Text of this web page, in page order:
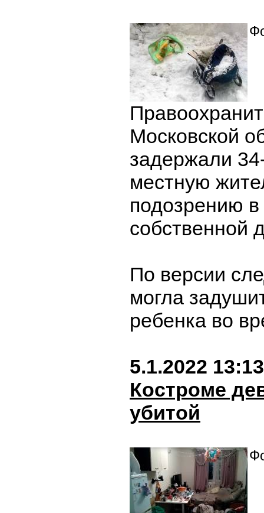
Московской
задержали
местную
подозрению в
собственной
По версии
могла
ребенка во
5.1.2022 13:13
Костроме
убитой